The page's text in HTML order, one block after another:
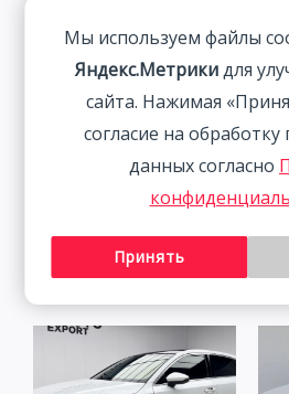
BMW 3 Series 2.0T 156HP
2 838 800₽
2
Мы используем файлы
Яндекс.Метрикидля
сайта. Нажимая
согласие на
данных согласно
Принять